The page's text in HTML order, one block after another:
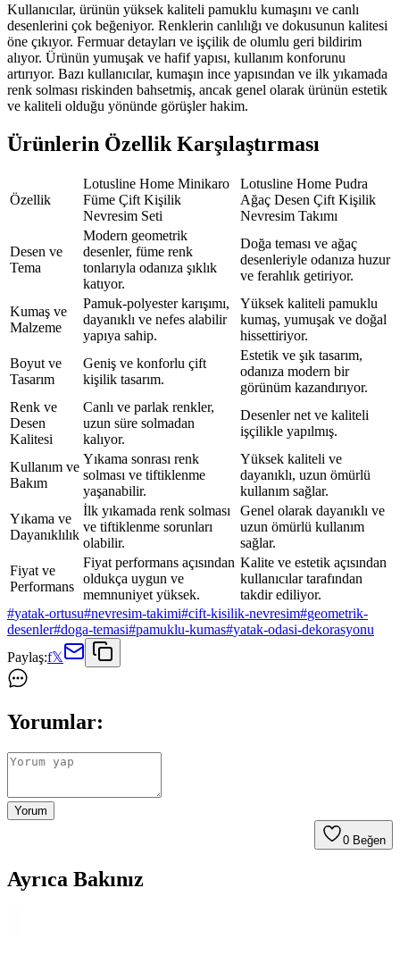
Kullanıcılar, ürünün yüksek kaliteli pamuklu kumaşını ve canlı
desenlerini çok beğeniyor. Renklerin canlılığı ve dokusunun kalitesi
öne çıkıyor. Fermuar detayları ve işçilik de olumlu geri bildirim
alıyor. Ürünün yumuşak ve hafif yapısı, kullanım konforunu
artırıyor. Bazı kullanıcılar, kumaşın ince yapısından ve ilk yıkamada
renk solması riskinden bahsetmiş, ancak genel olarak ürünün estetik
ve kaliteli olduğu yönünde görüşler hakim.
Ürünlerin Özellik Karşılaştırması
Özellik
Lotusline Home Minikaro
Füme Çift Kişilik
Nevresim Seti
Lotusline Home Pudra
Ağaç Desen Çift Kişilik
Nevresim Takımı
Desen ve
Tema
Modern geometrik
desenler, füme renk
tonlarıyla odanıza şıklık
katıyor.
Doğa teması ve ağaç
desenleriyle odanıza huzur
ve ferahlık getiriyor.
Kumaş ve
Malzeme
Pamuk-polyester karışımı,
dayanıklı ve nefes alabilir
yapıya sahip.
Yüksek kaliteli pamuklu
kumaş, yumuşak ve doğal
hissettiriyor.
Boyut ve
Tasarım
Geniş ve konforlu çift
kişilik tasarım.
Estetik ve şık tasarım,
odanıza modern bir
görünüm kazandırıyor.
Renk ve
Desen
Kalitesi
Canlı ve parlak renkler,
uzun süre solmadan
kalıyor.
Desenler net ve kaliteli
işçilikle yapılmış.
Kullanım ve
Bakım
Yıkama sonrası renk
solması ve tiftiklenme
yaşanabilir.
Yüksek kaliteli ve
dayanıklı, uzun ömürlü
kullanım sağlar.
Yıkama ve
Dayanıklılık
İlk yıkamada renk solması
ve tiftiklenme sorunları
olabilir.
Genel olarak dayanıklı ve
uzun ömürlü kullanım
sağlar.
Fiyat ve
Performans
Fiyat performans açısından
oldukça uygun ve
memnuniyet yüksek.
Kalite ve estetik açısından
kullanıcılar tarafından
takdir ediliyor.
#yatak-ortusu#nevresim-takimi#cift-kisilik-nevresim#geometrik-
desenler#doga-temasi#pamuklu-kumas#yatak-odasi-dekorasyonu
Paylaş:f𝕏
Yorumlar:
Yorum
0 Beğen
Ayrıca Bakınız